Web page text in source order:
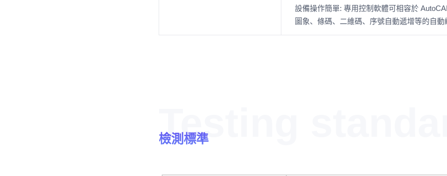
設備操作簡單: 專用控制軟體可相容於
圖象、條碼、二維碼、序號自動遞增等的自
Testing
檢測標準